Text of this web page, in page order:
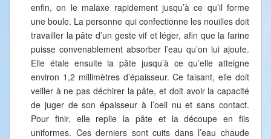
enfin, on le malaxe rapidement jusqu’à ce qu’il forme
une boule. La personne qui confectionne les nouilles doit
travailler la pâte d’un geste vif et léger, afin que la farine
puisse convenablement absorber l’eau qu’on lui ajoute.
Elle étale ensuite la pâte jusqu’à ce qu’elle atteigne
environ 1,2 millimètres d’épaisseur. Ce faisant, elle doit
veiller à ne pas déchirer la pâte, et doit avoir la capacité
de juger de son épaisseur à l’oeil nu et sans contact.
Pour finir, elle replie la pâte et la découpe en fils
uniformes. Ces derniers sont cuits dans l’eau chaude